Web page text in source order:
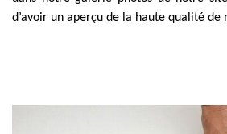
d’avoir un aperçu de la haute qualité de